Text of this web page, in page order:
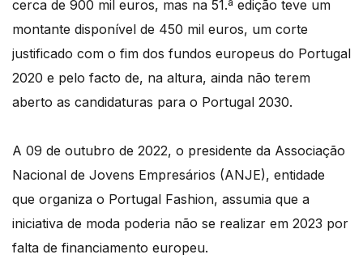
cerca de 900 mil euros, mas na 51.ª edição teve um
montante disponível de 450 mil euros, um corte
justificado com o fim dos fundos europeus do Portugal
2020 e pelo facto de, na altura, ainda não terem
aberto as candidaturas para o Portugal 2030.
A 09 de outubro de 2022, o presidente da Associação
Nacional de Jovens Empresários (ANJE), entidade
que organiza o Portugal Fashion, assumia que a
iniciativa de moda poderia não se realizar em 2023 por
falta de financiamento europeu.